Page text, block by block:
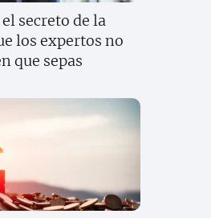
secreto de la
los expertos no
que sepas